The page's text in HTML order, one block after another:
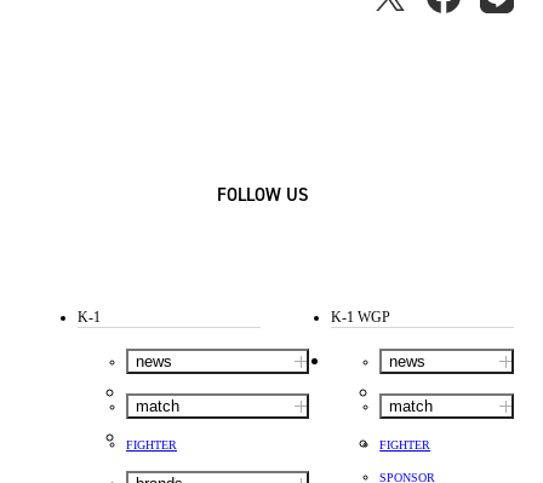
FOLLOW US
K-1
news
match
FIGHTER
K-1 WGP
news
match
FIGHTER
SPONSOR